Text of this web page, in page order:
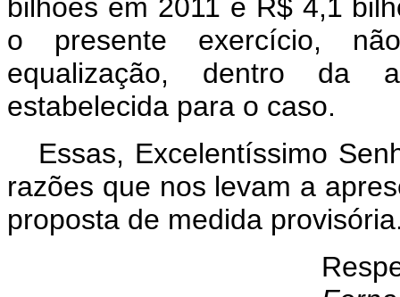
bilhões em 2011 e R$ 4,1
o presente exercício,
equalização, dentro da
estabelecida para o caso.
Essas, Excelentíssimo
razões que nos levam a
proposta de medida